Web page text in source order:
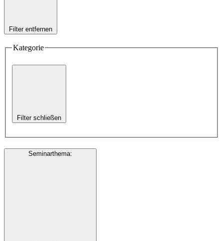
Filter entfernen
Kategorie
Filter schließen
Seminarthema: